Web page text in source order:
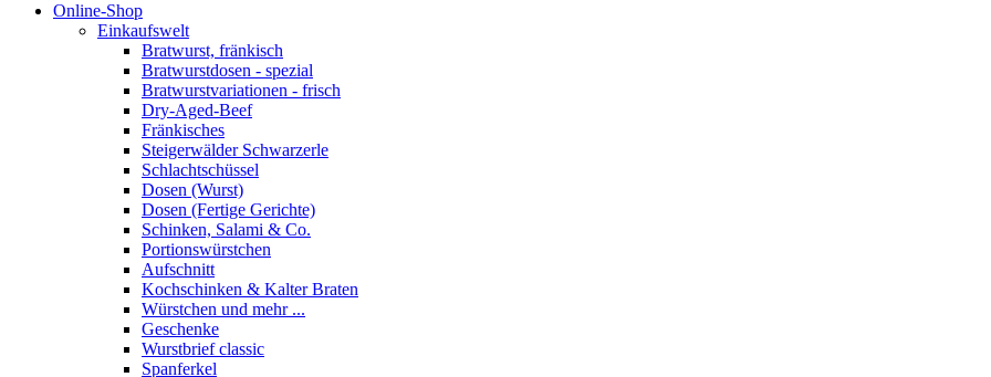
Online-Shop
Einkaufswelt
Bratwurst, fränkisch
Bratwurst­dosen - spezial
Bratwurst­variationen - frisch
Dry-Aged-Beef
Fränkisches
Steigerwälder Schwarzerle
Schlacht­schüssel
Dosen (Wurst)
Dosen (Fertige Gerichte)
Schinken, Salami & Co.
Portions­würstchen
Aufschnitt
Kochschinken & Kalter Braten
Würstchen und mehr ...
Geschenke
Wurstbrief classic
Spanferkel